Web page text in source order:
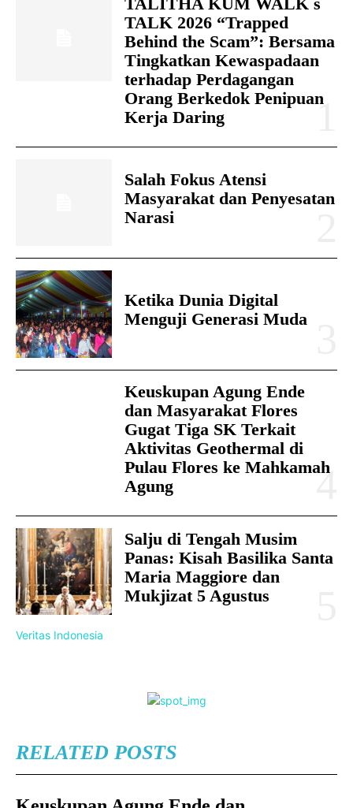
TALK 2026 “Trapped
Behind the Scam”: Bersama
Tingkatkan Kewaspadaan
terhadap Perdagangan
Orang Berkedok Penipuan
Kerja Daring
Salah Fokus Atensi
Masyarakat dan Penyesatan
Narasi
Ketika Dunia Digital
Menguji Generasi Muda
Keuskupan Agung Ende
dan Masyarakat Flores
Gugat Tiga SK Terkait
Aktivitas Geothermal di
Pulau Flores ke Mahkamah
Agung
Salju di Tengah Musim
Panas: Kisah Basilika Santa
Maria Maggiore dan
Mukjizat 5 Agustus
Veritas Indonesia
RELATED POSTS